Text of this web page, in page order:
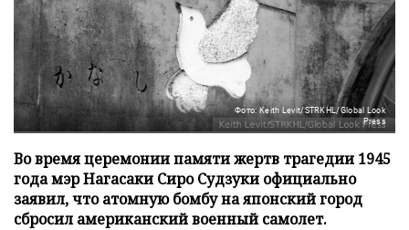
Фото: Keith Levit/STRKHL/Global Look
Press
Во время церемонии памяти жертв трагедии 1945
года мэр Нагасаки Сиро Судзуки официально
заявил, что атомную бомбу на японский город
сбросил американский военный самолет.